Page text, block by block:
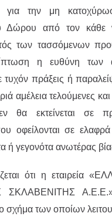
για την μη
Δώρου από τον κάθε
των τασσόμενων
η ευθύνη των
τυχόν πράξεις ή
αμέλεια τελούμενες
θα εκτείνεται σε
οφείλονται σε ελαφρά
ή γεγονότα ανωτέρας
ότι η εταιρεία
ΣΚΛΑΒΕΝΙΤΗΣ
σχήμα των οποίων